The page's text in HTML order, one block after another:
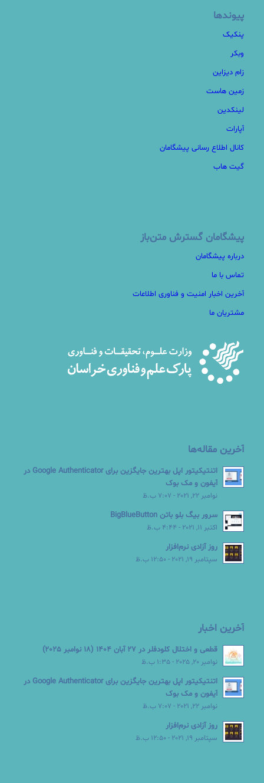
پیوندها
پنکیک
وبکر
زام دیزاین
زمین هاست
لینکدین
آپارات
کانال اطلاع رسانی پیشگامان
گیت هاب
پیشگامان گسترش متن‌باز
درباره پیشگامان
تماس با ما
آخرین اخبار امنیت و فناوری اطلاعات
مشتریان ما
آخرین مقاله‌ها
اتنتیکیتور اپل بهترین جایگزین برای Google Authenticator در
آیفون و مک بوک
نوامبر 22, 2021 - 7:07 ب.ظ
سرور بیگ بلو باتن BigBlueButton
اکتبر 11, 2021 - 4:44 ب.ظ
روز آزادی نرم‌افزار
سپتامبر 19, 2021 - 12:50 ب.ظ
آخرین اخبار
قطعی و اختلال کلودفلر در 27 آبان 1404 (18 نوامبر 2025)
نوامبر 20, 2025 - 1:35 ب.ظ
اتنتیکیتور اپل بهترین جایگزین برای Google Authenticator در
آیفون و مک بوک
نوامبر 22, 2021 - 7:07 ب.ظ
روز آزادی نرم‌افزار
سپتامبر 19, 2021 - 12:50 ب.ظ